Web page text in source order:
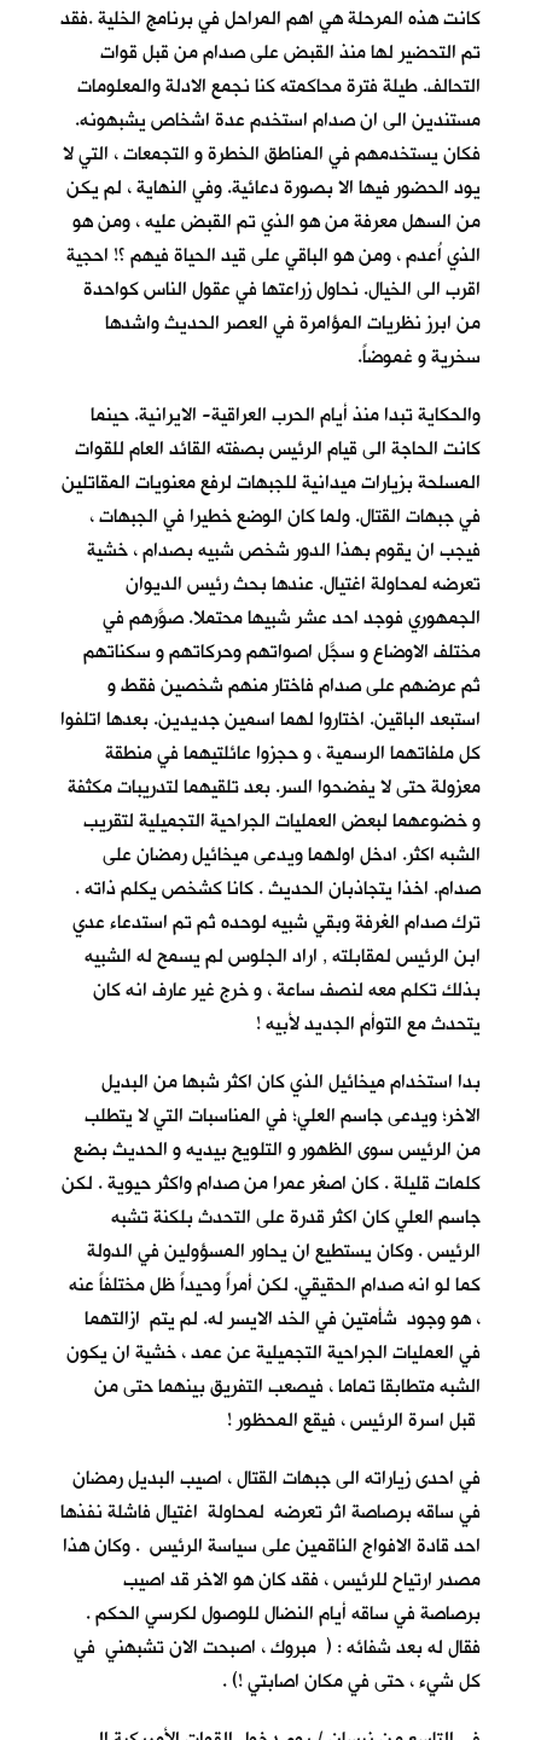
كانت هذه المرحلة هي اهم المراحل في برنامج الخلية .فقد
تم التحضير لها منذ القبض على صدام من قبل قوات
التحالف. طيلة فترة محاكمته كنا نجمع الادلة والمعلومات
مستندين الى ان صدام استخدم عدة اشخاص يشبهونه.
فكان يستخدمهم في المناطق الخطرة و التجمعات ، التي لا
يود الحضور فيها الا بصورة دعائية. وفي النهاية ، لم يكن
من السهل معرفة من هو الذي تم القبض عليه ، ومن هو
الذي اُعدم ، ومن هو الباقي على قيد الحياة فيهم ؟! احجية
اقرب الى الخيال. نحاول زراعتها في عقول الناس كواحدة
من ابرز نظريات المؤامرة في العصر الحديث واشدها
سخرية و غموضاً.
والحكاية تبدا منذ أيام الحرب العراقية- الايرانية. حينما
كانت الحاجة الى قيام الرئيس بصفته القائد العام للقوات
المسلحة بزيارات ميدانية للجبهات لرفع معنويات المقاتلين
في جبهات القتال. ولما كان الوضع خطيرا في الجبهات ،
فيجب ان يقوم بهذا الدور شخص شبيه بصدام ، خشية
تعرضه لمحاولة اغتيال. عندها بحث رئيس الديوان
الجمهوري فوجد احد عشر شبيها محتملا. صوَّرهم في
مختلف الاوضاع و سجَّل اصواتهم وحركاتهم و سكناتهم
ثم عرضهم على صدام فاختار منهم شخصين فقط و
استبعد الباقين. اختاروا لهما اسمين جديدين. بعدها اتلفوا
كل ملفاتهما الرسمية ، و حجزوا عائلتيهما في منطقة
معزولة حتى لا يفضحوا السر. بعد تلقيهما لتدريبات مكثفة
و خضوعهما لبعض العمليات الجراحية التجميلية لتقريب
الشبه اكثر. ادخل اولهما ويدعى ميخائيل رمضان على
صدام. اخذا يتجاذبان الحديث . كانا كشخص يكلم ذاته .
ترك صدام الغرفة وبقي شبيه لوحده ثم تم استدعاء عدي
ابن الرئيس لمقابلته , اراد الجلوس لم يسمح له الشبيه
بذلك تكلم معه لنصف ساعة ، و خرج غير عارف انه كان
يتحدث مع التوأم الجديد لأبيه !
بدا استخدام ميخائيل الذي كان اكثر شبها من البديل
الاخر؛ ويدعى جاسم العلي؛ في المناسبات التي لا يتطلب
من الرئيس سوى الظهور و التلويح بيديه و الحديث بضع
كلمات قليلة . كان اصغر عمرا من صدام واكثر حيوية . لكن
جاسم العلي كان اكثر قدرة على التحدث بلكنة تشبه
الرئيس . وكان يستطيع ان يحاور المسؤولين في الدولة
كما لو انه صدام الحقيقي. لكن أمراً وحيداً ظل مختلفاً عنه
، هو وجود شأمتين في الخد الايسر له. لم يتم ازالتهما
في العمليات الجراحية التجميلية عن عمد ، خشية ان يكون
الشبه متطابقا تماما ، فيصعب التفريق بينهما حتى من
قبل اسرة الرئيس ، فيقع المحظور !
في احدى زياراته الى جبهات القتال ، اصيب البديل رمضان
في ساقه برصاصة اثر تعرضه لمحاولة اغتيال فاشلة نفذها
احد قادة الافواج الناقمين على سياسة الرئيس . وكان هذا
مصدر ارتياح للرئيس ، فقد كان هو الاخر قد اصيب
برصاصة في ساقه أيام النضال للوصول لكرسي الحكم .
فقال له بعد شفائه : ( مبروك ، اصبحت الان تشبهني في
كل شيء ، حتى في مكان اصابتي !) .